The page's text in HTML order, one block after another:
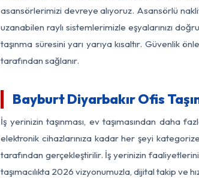
asansörlerimizi devreye alıyoruz. Asansörlü
uzanabilen raylı sistemlerimizle eşyalarınızı
taşınma süresini yarı yarıya kısaltır. Güvenlik
tarafından sağlanır.
Bayburt Diyarbakır Ofis
İş yerinizin taşınması, ev taşımasından daha
elektronik cihazlarınıza kadar her şeyi
tarafından gerçekleştirilir. İş yerinizin
taşımacılıkta 2026 vizyonumuzla, dijital takip ve